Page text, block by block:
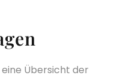
Übersicht der